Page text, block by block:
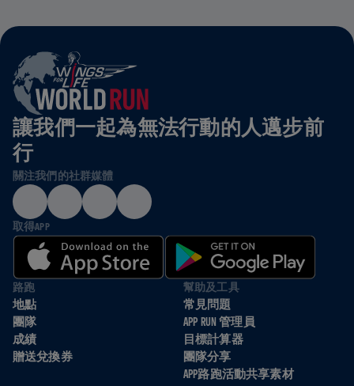
讓我們一起為無法行動的人邁步前
行
關注我們的社群媒體
取得APP
路跑
地點
團隊
成績
贈送兌換券
幫助及工具
常見問題
APP RUN 管理員
目標計算器
團隊分享
APP路跑活動共享素材